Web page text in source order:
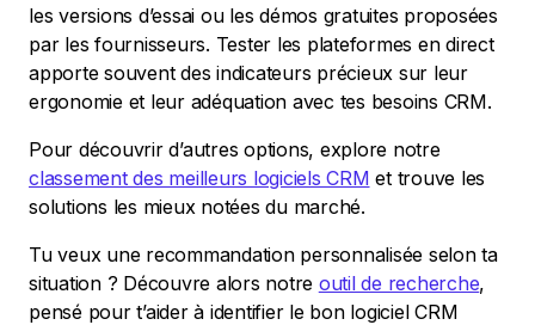
les versions d’essai ou les démos gratuites proposées
par les fournisseurs. Tester les plateformes en direct
apporte souvent des indicateurs précieux sur leur
ergonomie et leur adéquation avec tes besoins CRM.
Pour découvrir d’autres options, explore notre
classement des meilleurs logiciels CRM et trouve les
solutions les mieux notées du marché.
Tu veux une recommandation personnalisée selon ta
situation ? Découvre alors notre outil de recherche,
pensé pour t’aider à identifier le bon logiciel CRM